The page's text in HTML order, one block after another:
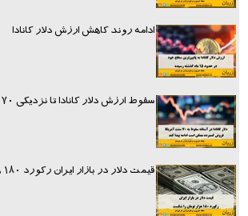
ادامه روند کاهش ارزش دلار کانادا
سقوط ارزش دلار کانادا تا نزدیکی ۷۰ سنت آمریکا
قیمت دلار در بازار ایران رکورد ۱۸۰ هزار تومان را شکست